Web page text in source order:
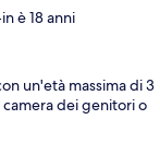
è 18 anni
un'età massima di 3
dei genitori o